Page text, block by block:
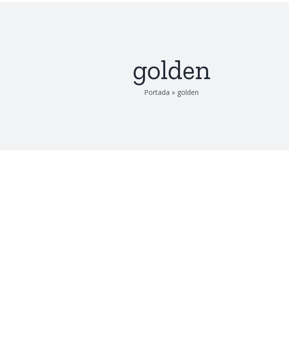
golden
Portada » golden